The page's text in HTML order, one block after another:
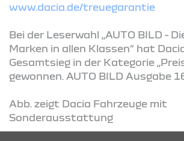
www.dacia.de/treuegarantie
Bei der Leserwahl „AUTO BILD -
Marken in allen Klassen“ hat
Gesamtsieg in der Kategorie
gewonnen. AUTO BILD Ausgabe
Abb. zeigt Dacia Fahrzeuge mit
Sonderausstattung